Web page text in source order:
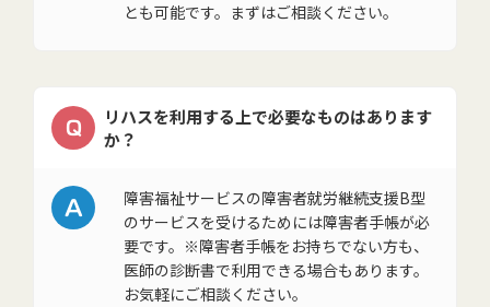
とも可能です。まずはご相談ください。
Q
リハスを利用する上で必要なものはあります
か？
A
障害福祉サービスの障害者就労継続支援B型
のサービスを受けるためには障害者手帳が必
要です。※障害者手帳をお持ちでない方も、
医師の診断書で利用できる場合もあります。
お気軽にご相談ください。